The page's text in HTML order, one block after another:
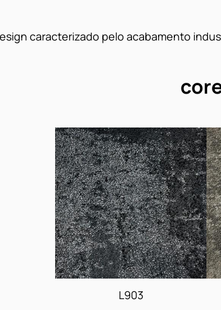
caracterizado pelo acabamento
L903